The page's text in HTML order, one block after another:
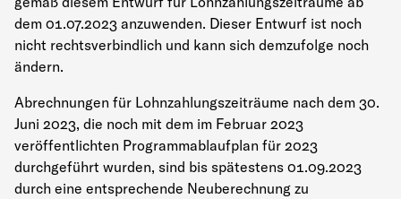
dem 01.07.2023 anzuwenden. Dieser Entwurf ist noch
nicht rechtsverbindlich und kann sich demzufolge noch
ändern.
Abrechnungen für Lohnzahlungszeiträume nach dem 30.
Juni 2023, die noch mit dem im Februar 2023
veröffentlichten Programmablaufplan für 2023
durchgeführt wurden, sind bis spätestens 01.09.2023
durch eine entsprechende Neuberechnung zu